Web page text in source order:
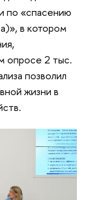
по «спасению
в котором
опросе 2 тыс.
позволил
жизни в